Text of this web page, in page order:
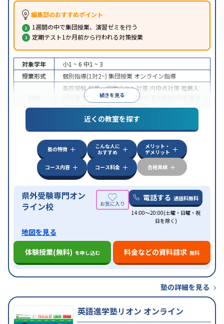
編集部のおすすめポイント
1週間の中で集団授業、演習ゼミを行う
定期テスト1か月前から行われる対策授業
続きを見る
対象学年 小1 ~ 6 中1 ~ 3
授業形式
個別指導(1対2~) 集団授業 オンライン指導
高校受験授業・定期テスト対策 内申点対策推薦入
英検(英語検定)対策 漢検(漢字検定)対策
特化対策英語・英会話特化対策
オンライン対応
近くの教室を探す
塾の特徴
こんな人に
おすすめ
メリット・
デメリット
コース内容
コース料金 合格実績
県外受験専門オン
ライン校
電話する 通話料無料
14:00～20:00(土曜・日曜・祝
日を除く)
地図を見る
体験授業(無料) を申し込む 料金などの資料請求 無料
塾の詳細を見る
英語進学塾リオン オンライン